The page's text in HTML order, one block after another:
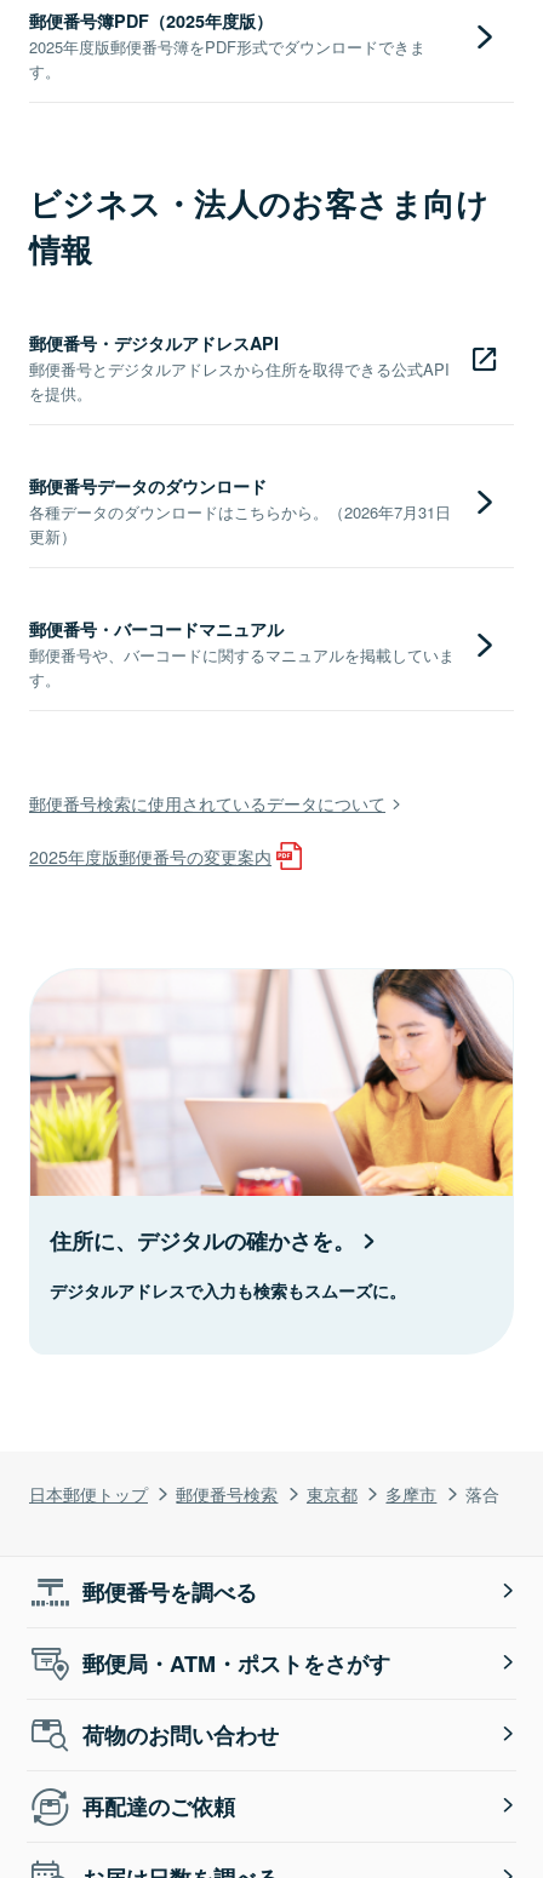
日本郵便トップ 郵便番号検索 東京都 多摩市 落合
郵便番号簿PDF（2025年度版）
2025年度版郵便番号簿をPDF形式でダウンロードできま
す。
ビジネス・法人のお客さま向け
情報
郵便番号・デジタルアドレスAPI
郵便番号とデジタルアドレスから住所を取得できる公式API
を提供。
郵便番号データのダウンロード
各種データのダウンロードはこちらから。（2026年7月31日
更新）
郵便番号・バーコードマニュアル
郵便番号や、バーコードに関するマニュアルを掲載していま
す。
郵便番号検索に使用されているデータについて
2025年度版郵便番号の変更案内
住所に、デジタルの確かさを。
デジタルアドレスで入力も検索もスムーズに。
郵便番号を調べる
郵便局・ATM・ポストをさがす
荷物のお問い合わせ
再配達のご依頼